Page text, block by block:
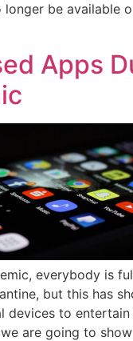
be available
Apps
everybody is
but this has
devices to
are going to